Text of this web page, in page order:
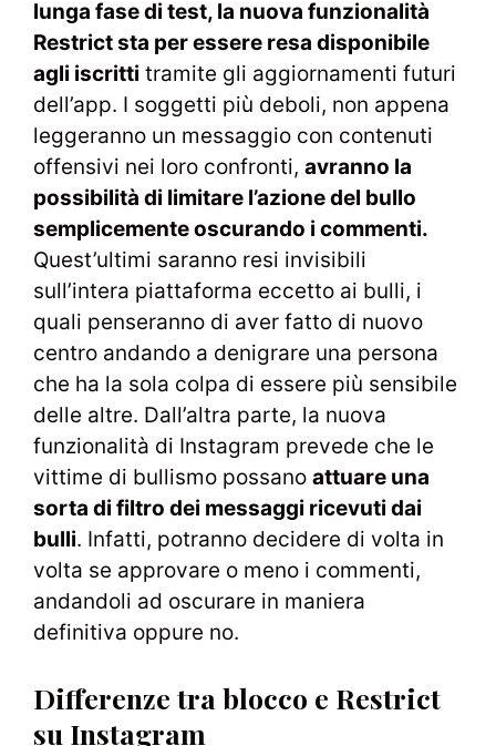
lunga fase di test, la nuova funzionalità
Restrict sta per essere resa disponibile
agli iscritti tramite gli aggiornamenti futuri
dell’app. I soggetti più deboli, non appena
leggeranno un messaggio con contenuti
offensivi nei loro confronti, avranno la
possibilità di limitare l’azione del bullo
semplicemente oscurando i commenti.
Quest’ultimi saranno resi invisibili
sull’intera piattaforma eccetto ai bulli, i
quali penseranno di aver fatto di nuovo
centro andando a denigrare una persona
che ha la sola colpa di essere più sensibile
delle altre. Dall’altra parte, la nuova
funzionalità di Instagram prevede che le
vittime di bullismo possano attuare una
sorta di filtro dei messaggi ricevuti dai
bulli. Infatti, potranno decidere di volta in
volta se approvare o meno i commenti,
andandoli ad oscurare in maniera
definitiva oppure no.
Differenze tra blocco e Restrict
su Instagram